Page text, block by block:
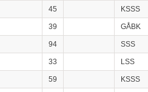
45 KSSS
39 GÅBK
94 SSS
33 LSS
59 KSSS